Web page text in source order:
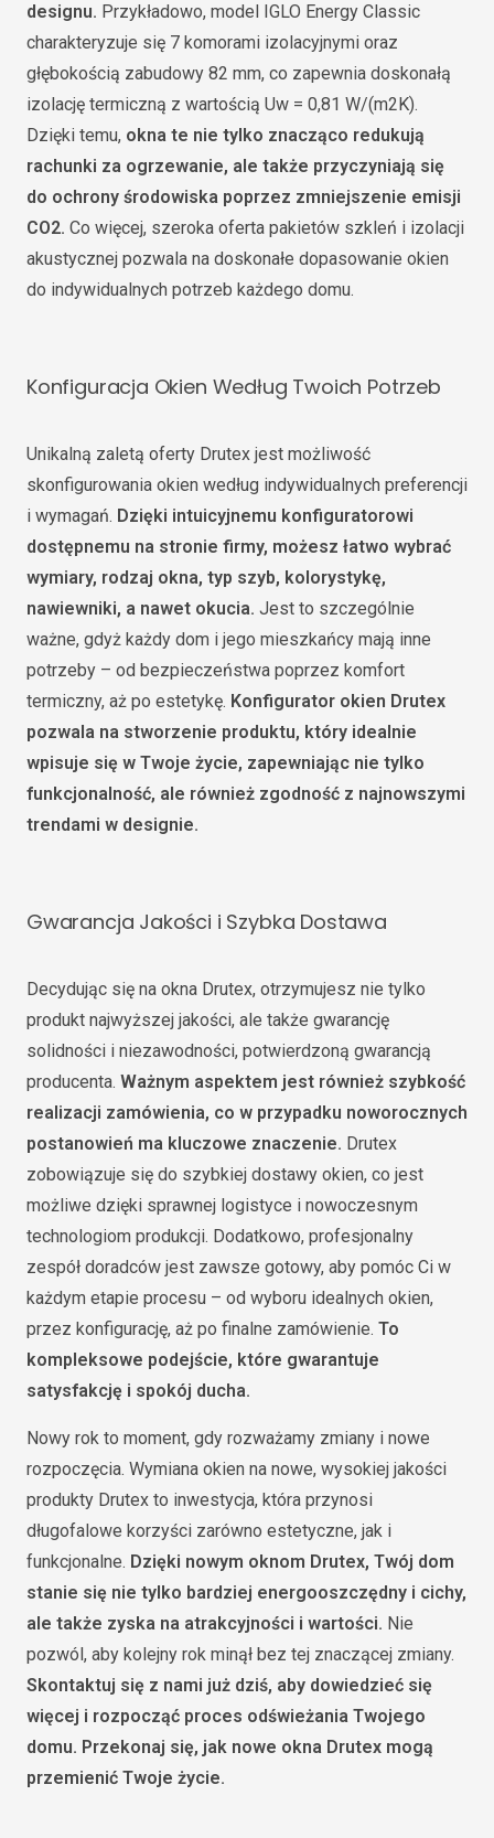
designu. Przykładowo, model IGLO Energy Classic
charakteryzuje się 7 komorami izolacyjnymi oraz
głębokością zabudowy 82 mm, co zapewnia doskonałą
izolację termiczną z wartością Uw = 0,81 W/(m2K).
Dzięki temu, okna te nie tylko znacząco redukują
rachunki za ogrzewanie, ale także przyczyniają się
do ochrony środowiska poprzez zmniejszenie emisji
CO2. Co więcej, szeroka oferta pakietów szkleń i izolacji
akustycznej pozwala na doskonałe dopasowanie okien
do indywidualnych potrzeb każdego domu.
Konfiguracja Okien Według Twoich Potrzeb
Unikalną zaletą oferty Drutex jest możliwość
skonfigurowania okien według indywidualnych preferencji
i wymagań. Dzięki intuicyjnemu konfiguratorowi
dostępnemu na stronie firmy, możesz łatwo wybrać
wymiary, rodzaj okna, typ szyb, kolorystykę,
nawiewniki, a nawet okucia. Jest to szczególnie
ważne, gdyż każdy dom i jego mieszkańcy mają inne
potrzeby – od bezpieczeństwa poprzez komfort
termiczny, aż po estetykę. Konfigurator okien Drutex
pozwala na stworzenie produktu, który idealnie
wpisuje się w Twoje życie, zapewniając nie tylko
funkcjonalność, ale również zgodność z najnowszymi
trendami w designie.
Gwarancja Jakości i Szybka Dostawa
Decydując się na okna Drutex, otrzymujesz nie tylko
produkt najwyższej jakości, ale także gwarancję
solidności i niezawodności, potwierdzoną gwarancją
producenta. Ważnym aspektem jest również szybkość
realizacji zamówienia, co w przypadku noworocznych
postanowień ma kluczowe znaczenie. Drutex
zobowiązuje się do szybkiej dostawy okien, co jest
możliwe dzięki sprawnej logistyce i nowoczesnym
technologiom produkcji. Dodatkowo, profesjonalny
zespół doradców jest zawsze gotowy, aby pomóc Ci w
każdym etapie procesu – od wyboru idealnych okien,
przez konfigurację, aż po finalne zamówienie. To
kompleksowe podejście, które gwarantuje
satysfakcję i spokój ducha.
Nowy rok to moment, gdy rozważamy zmiany i nowe
rozpoczęcia. Wymiana okien na nowe, wysokiej jakości
produkty Drutex to inwestycja, która przynosi
długofalowe korzyści zarówno estetyczne, jak i
funkcjonalne. Dzięki nowym oknom Drutex, Twój dom
stanie się nie tylko bardziej energooszczędny i cichy,
ale także zyska na atrakcyjności i wartości. Nie
pozwól, aby kolejny rok minął bez tej znaczącej zmiany.
Skontaktuj się z nami już dziś, aby dowiedzieć się
więcej i rozpocząć proces odświeżania Twojego
domu. Przekonaj się, jak nowe okna Drutex mogą
przemienić Twoje życie.